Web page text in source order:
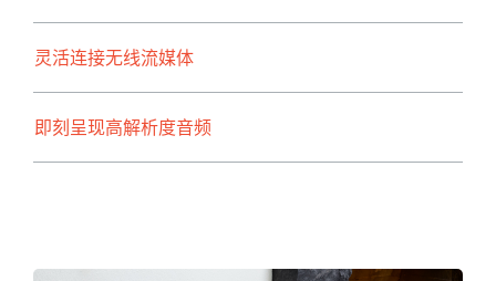
灵活连接无线流媒体
即刻呈现高解析度音频